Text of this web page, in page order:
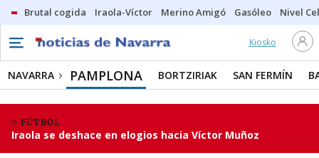
Brutal cogida Iraola-Víctor Merino Amigó Gasóleo Nivel
Kiosko
NAVARRA PAMPLONA BORTZIRIAK SAN FERMÍN
FÚTBOL
Iraola se deshace en elogios hacia Víctor Muñoz